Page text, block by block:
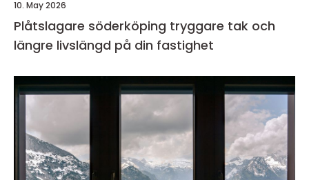
10. May 2026
Plåtslagare söderköping tryggare tak och
längre livslängd på din fastighet